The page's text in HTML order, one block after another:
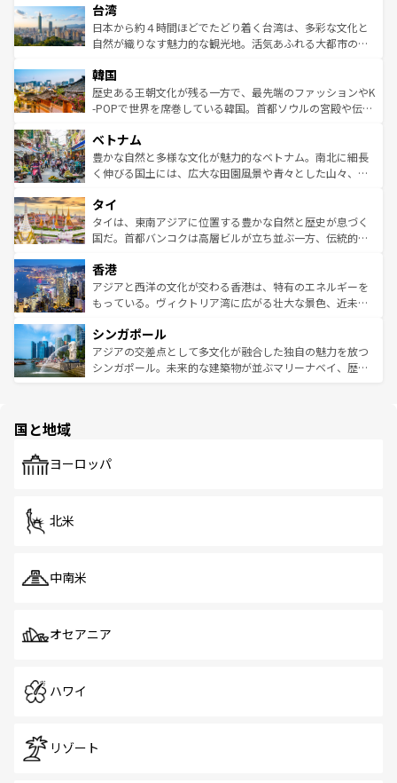
ならではの贅沢な旅のスタイルだ。 なお、新着のアメリカ
情報はコンテンツ一覧を参照してほしい。
れるおもてなしの心で訪れる人々を迎えてくれるハワイの
人々、おいしいローカルフードやハワイアンミュージッ
ク、伝統的なフラダンスなど、すべてがハワイの魅力を彩
ワイを、存分に味わってほしい。 なお、新着のハワイ情報
はコンテンツ一覧を参照してほしい。
リアリーフや大陸中央部にそびえるウルル（エアーズロッ
ク）、タスマニアの美しい原生林やケアンズの熱帯雨林な
ど、見どころがたくさん。また、カフェやワイン、オージ
いる。アクティビティも充実しており、サーフィンやダイ
ビング、ハイキングなど、アウトドア好きにはたまらな
い。オーストラリアの多彩な魅力を存分に味わいつくそ
参照してほしい。
台湾
日本から約４時間ほどでたどり着く台湾は、多彩な文化と
自然が織りなす魅力的な観光地。活気あふれる大都市の台
ン）、静ひつな山岳地帯である台湾東部など、都市の喧騒
と山間の静けさが共存しており、訪れる人に新しい発見と
驚きをもたらしてくれる。また、奥深い台湾の食文化も魅
容にもいいと評判のスイーツなど、バラエティ豊かな料理
が味わえる。 なお、新着の台湾情報は コンテンツ一覧を参
照してほしい。
韓国
歴史ある王朝文化が残る一方で、最先端のファッションやK
-POPで世界を席巻している韓国。首都ソウルの宮殿や伝統
き、地方に足を延ばせば四季折々の自然美を楽しむことが
できる。そして、キムチや焼肉、絶品のストリートフード
まで、さまざまな韓国料理が待っている。夜には、韓国な
リティに包まれながら、韓国の多彩な魅力を心ゆくまで味
わってみてほしい。 なお、新着の韓国情報はコンテンツ一
覧を参照してほしい。
ベトナム
豊かな自然と多様な文化が魅力的なベトナム。南北に細長
く伸びる国土には、広大な田園風景や青々とした山々、世
急速な発展と共に伝統が息づく。ハノイの古い町並みやホ
ーチミン市のフランス統治時代の建物も、独特の雰囲気を
醸し出している。また、バラエティの豊かさとおいしさで
とつ。フォーやバインミー、ベトナムコーヒーなどは、ぜ
ひ現地で味わいたい。どの地域を訪れてもあたたかい人々
が旅行者を迎えてくれるので、きっと忘れられない旅にな
参照してほしい。
タイ
タイは、東南アジアに位置する豊かな自然と歴史が息づく
国だ。首都バンコクは高層ビルが立ち並ぶ一方、伝統的な
の活気が交差している。北部ではチェンマイなどの山岳地
帯で自然と触れ合い、南部ではプーケットやクラビの美し
いビーチでリゾート気分を楽しむことができる。タイ料理
激する。気候は一年中温暖で、どの季節にも異なる楽しみ
が待っている。親しみやすいタイの人々、仏教を中心とし
た文化、そして多様な観光資源が、訪れる旅人を魅了し続
香港
アジアと西洋の文化が交わる香港は、特有のエネルギーを
もっている。ヴィクトリア湾に広がる壮大な景色、近未来
み、どこを訪れても感動するはず。観光スポットが密集し
ており、効率よく見どころを回れるのも魅力。息をのむよ
うな絶景から文化的な体験まで、香港を存分に楽しみ尽く
シンガポール
アジアの交差点として多文化が融合した独自の魅力を放つ
シンガポール。未来的な建築物が並ぶマリーナベイ、歴史
で、ホーカーズは地元の風情を楽しめる外せないスポット
国と地域
ヨーロッパ
北米
中南米
オセアニア
ハワイ
リゾート